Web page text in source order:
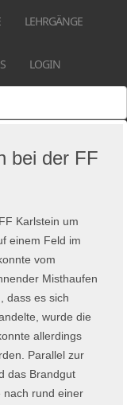
LEHRGÄNGE
LOGIN
bei der FF
Karlstein um
einem Feld im
vom
Misthaufen
dass es sich
wurde die
allerdings
Parallel zur
das Brandgut
nach rund einer